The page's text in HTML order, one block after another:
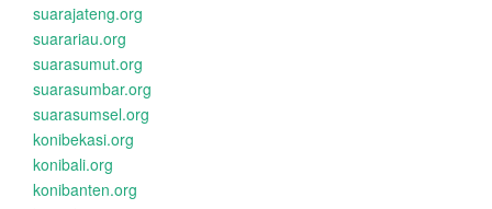
suarajateng.org
suarariau.org
suarasumut.org
suarasumbar.org
suarasumsel.org
konibekasi.org
konibali.org
konibanten.org